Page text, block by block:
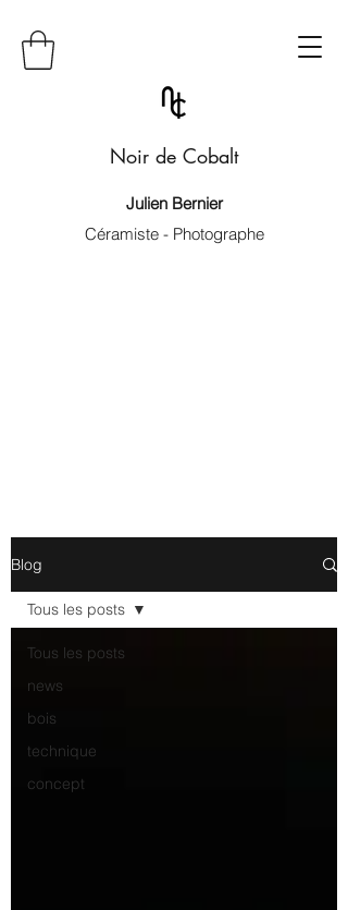
Noir de Cobalt
Julien Bernier
Céramiste - Photographe
Blog
Tous les posts
news
bois
technique
concept
Tous les posts